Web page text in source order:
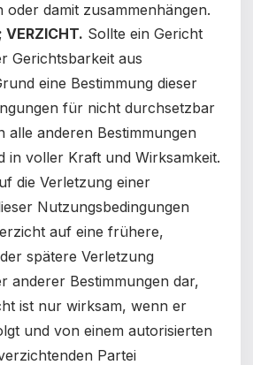
oder damit zusammenhängen.
VERZICHT. Sollte ein Gericht
Gerichtsbarkeit aus
eine Bestimmung dieser
für nicht durchsetzbar
alle anderen Bestimmungen
in voller Kraft und Wirksamkeit.
die Verletzung einer
Nutzungsbedingungen
auf eine frühere,
spätere Verletzung
anderer Bestimmungen dar,
ist nur wirksam, wenn er
und von einem autorisierten
Partei